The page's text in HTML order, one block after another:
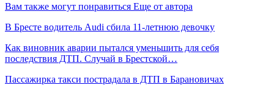
Вам также могут понравиться Еще от автора
В Бресте водитель Audi сбила 11-летнюю девочку
Как виновник аварии пытался уменьшить для себя
последствия ДТП. Случай в Брестской…
Пассажирка такси пострадала в ДТП в Барановичах